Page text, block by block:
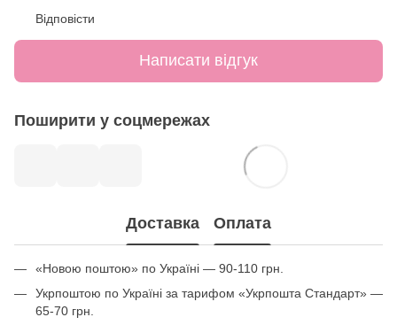
Відповісти
Написати відгук
Поширити у соцмережах
Доставка Оплата
«Новою поштою» по Україні — 90-110 грн.
Укрпоштою по Україні за тарифом «Укрпошта Стандарт» —
65-70 грн.